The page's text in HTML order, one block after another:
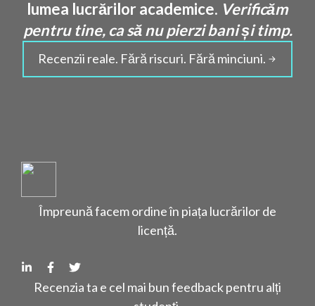
lumea lucrărilor academice. Verificăm
pentru tine, ca să nu pierzi bani și timp.
Recenzii reale. Fără riscuri. Fără minciuni.
Împreună facem ordine în piața lucrărilor de
licență.
Recenzia ta e cel mai bun feedback pentru alți